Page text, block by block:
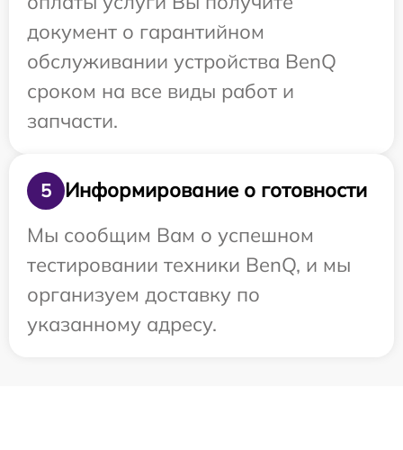
документ о гарантийном
обслуживании устройства BenQ
сроком на все виды работ и
запчасти.
5
Информирование о готовности
Мы сообщим Вам о успешном
тестировании техники BenQ, и мы
организуем доставку по
указанному адресу.